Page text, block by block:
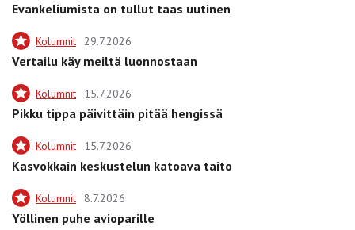
Evankeliumista on tullut taas uutinen
Kolumnit 29.7.2026
Vertailu käy meiltä luonnostaan
Kolumnit 15.7.2026
Pikku tippa päivittäin pitää hengissä
Kolumnit 15.7.2026
Kasvokkain keskustelun katoava taito
Kolumnit 8.7.2026
Yöllinen puhe avioparille